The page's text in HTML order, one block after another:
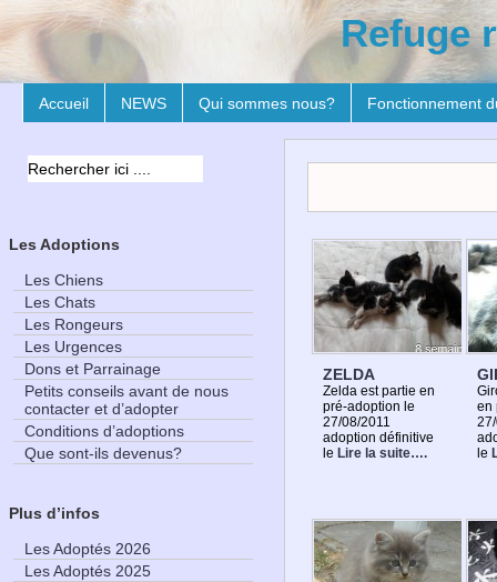
Refuge
Accueil NEWS Qui sommes nous? Fonctionnement
ZELDA
Zelda est partie en
pré-adoption le
27/08/2011
adoption définitive
le Lire la suite….
en
le
Les Adoptions
Les Chiens
Les Chats
Les Rongeurs
Les Urgences
Dons et Parrainage
Petits conseils avant de nous
contacter et d’adopter
Conditions d’adoptions
Que sont-ils devenus?
Plus d’infos
Les Adoptés 2026
Les Adoptés 2025